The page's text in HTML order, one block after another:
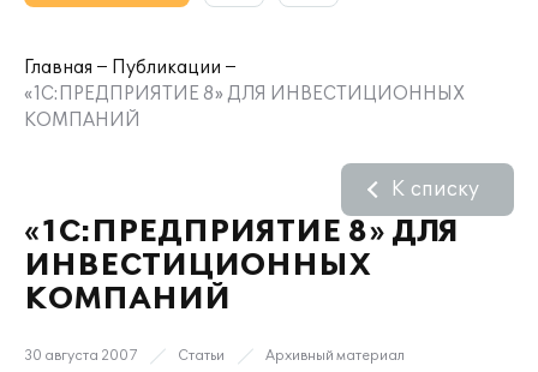
Главная
Публикации
«1С:ПРЕДПРИЯТИЕ 8» ДЛЯ ИНВЕСТИЦИОННЫХ
КОМПАНИЙ
«1С:ПРЕДПРИЯТИЕ 8» ДЛЯ
ИНВЕСТИЦИОННЫХ
КОМПАНИЙ
К списку
30 августа 2007 Статьи Архивный материал